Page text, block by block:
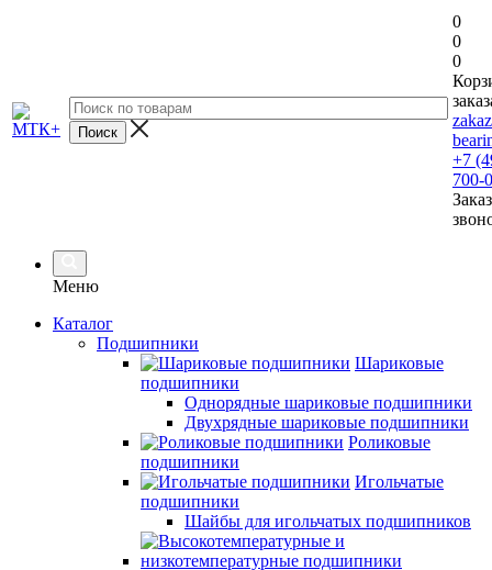
0
0
0
+7
700-
Меню
Каталог
Подшипники
Шариковые
подшипники
Однорядные шариковые подшипники
Двухрядные шариковые подшипники
Роликовые
подшипники
Игольчатые
подшипники
Шайбы для игольчатых подшипников